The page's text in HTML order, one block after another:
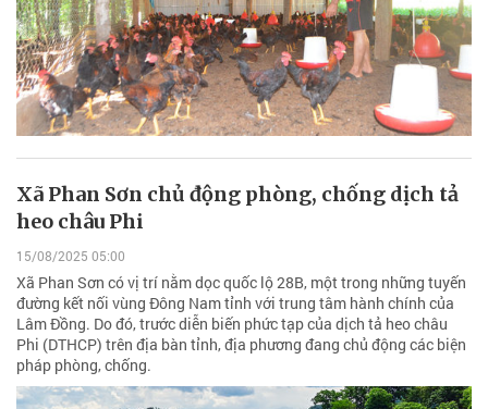
Xã Phan Sơn chủ động phòng, chống dịch tả
heo châu Phi
15/08/2025 05:00
Xã Phan Sơn có vị trí nằm dọc quốc lộ 28B, một trong những tuyến
đường kết nối vùng Đông Nam tỉnh với trung tâm hành chính của
Lâm Đồng. Do đó, trước diễn biến phức tạp của dịch tả heo châu
Phi (DTHCP) trên địa bàn tỉnh, địa phương đang chủ động các biện
pháp phòng, chống.